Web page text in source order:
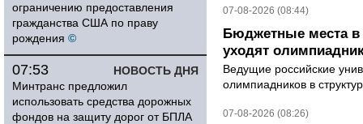
ограничению предоставления
гражданства США по праву
рождения ©
НОВОСТЬ ДНЯ
07:53
Минтранс предложил
использовать средства дорожных
фондов на защиту дорог от БПЛА
07-08-2026 (08:44)
Бюджетные места в
уходят
Ведущие российские
олимпиадников в
07-08-2026 (08:26)